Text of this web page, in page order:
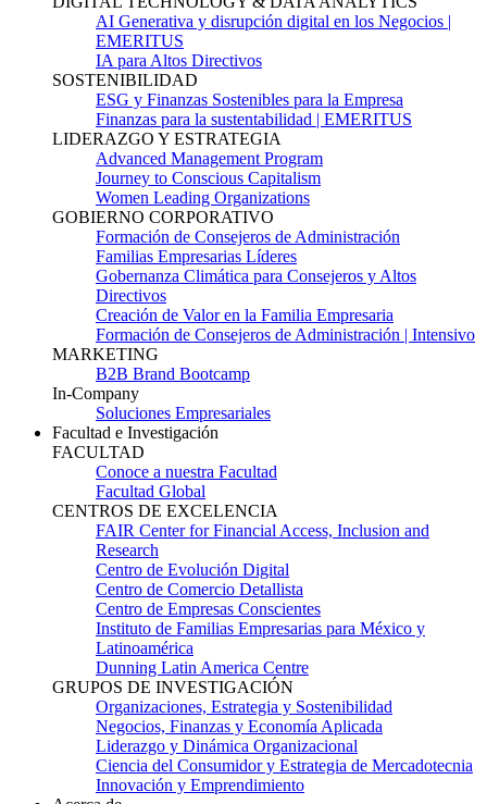
AI Generativa y disrupción digital en los Negocios |
EMERITUS
IA para Altos Directivos
SOSTENIBILIDAD
ESG y Finanzas Sostenibles para la Empresa
Finanzas para la sustentabilidad | EMERITUS
LIDERAZGO Y ESTRATEGIA
Advanced Management Program
Journey to Conscious Capitalism
Women Leading Organizations
GOBIERNO CORPORATIVO
Formación de Consejeros de Administración
Familias Empresarias Líderes
Gobernanza Climática para Consejeros y Altos
Directivos
Creación de Valor en la Familia Empresaria
Formación de Consejeros de Administración | Intensivo
MARKETING
B2B Brand Bootcamp
In-Company
Soluciones Empresariales
Facultad e Investigación
FACULTAD
Conoce a nuestra Facultad
Facultad Global
CENTROS DE EXCELENCIA
FAIR Center for Financial Access, Inclusion and
Research
Centro de Evolución Digital
Centro de Comercio Detallista
Centro de Empresas Conscientes
Instituto de Familias Empresarias para México y
Latinoamérica
Dunning Latin America Centre
GRUPOS DE INVESTIGACIÓN
Organizaciones, Estrategia y Sostenibilidad
Negocios, Finanzas y Economía Aplicada
Liderazgo y Dinámica Organizacional
Ciencia del Consumidor y Estrategia de Mercadotecnia
Innovación y Emprendimiento